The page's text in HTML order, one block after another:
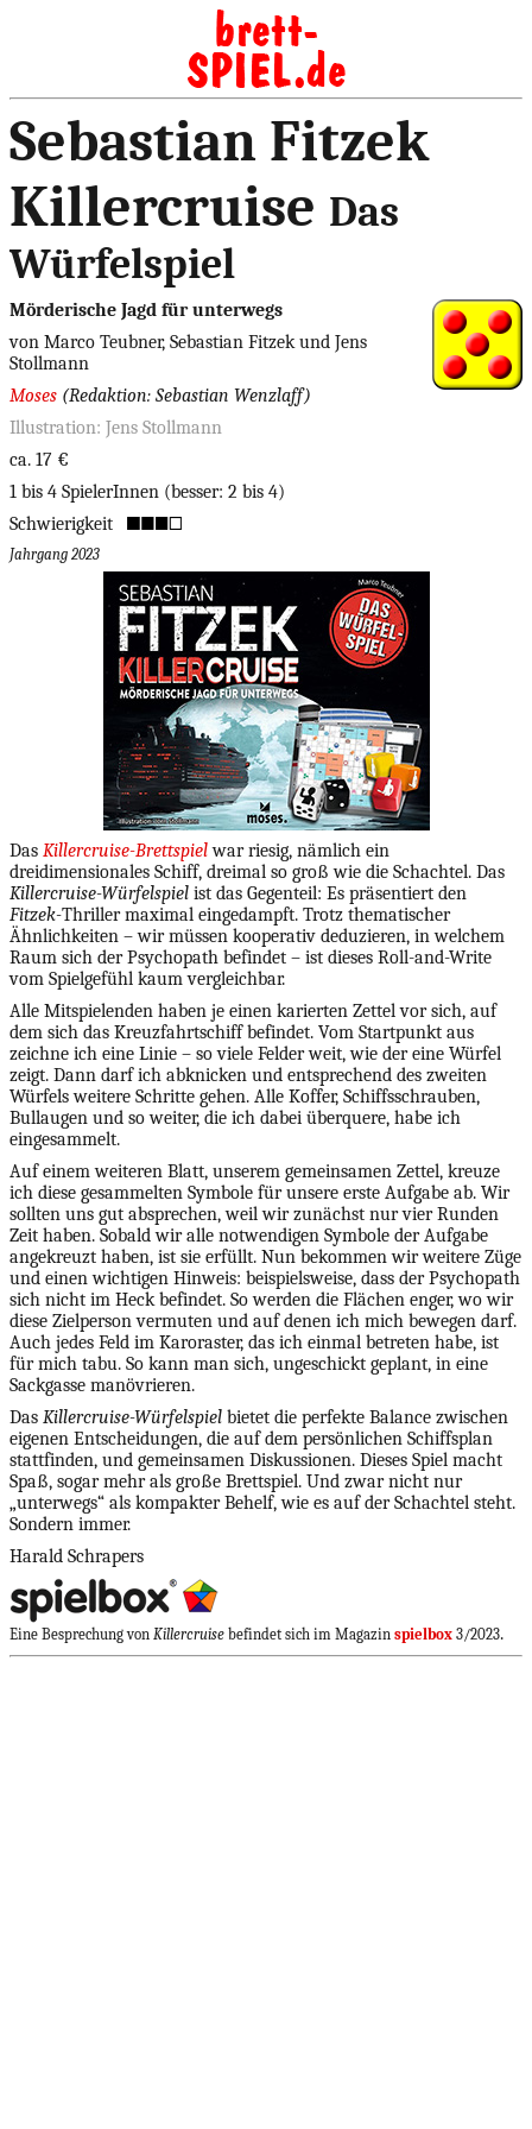
Sebastian Fitzek
Killercruise Das
Würfelspiel
Mörderische Jagd für unterwegs
von Marco Teubner, Sebastian Fitzek und Jens
Stollmann
Moses (Redaktion: Sebastian Wenzlaff)
Illustration: Jens Stollmann
ca. 17 €
1 bis 4 SpielerInnen (besser: 2 bis 4)
Schwierigkeit
Jahrgang 2023
Das Killercruise-Brettspielwar riesig, nämlich ein
dreidimensionales Schiff, dreimal so groß wie die Schachtel. Das
Killercruise-Würfelspiel ist das Gegenteil: Es präsentiert den
Fitzek-Thriller maximal eingedampft. Trotz thematischer
Ähnlichkeiten – wir müssen kooperativ deduzieren, in welchem
Raum sich der Psychopath befindet – ist dieses Roll-and-Write
vom Spielgefühl kaum vergleichbar.
Alle Mitspielenden haben je einen karierten Zettel vor sich, auf
dem sich das Kreuzfahrtschiff befindet. Vom Startpunkt aus
zeichne ich eine Linie – so viele Felder weit, wie der eine Würfel
zeigt. Dann darf ich abknicken und entsprechend des zweiten
Würfels weitere Schritte gehen. Alle Koffer, Schiffsschrauben,
Bullaugen und so weiter, die ich dabei überquere, habe ich
eingesammelt.
Auf einem weiteren Blatt, unserem gemeinsamen Zettel, kreuze
ich diese gesammelten Symbole für unsere erste Aufgabe ab. Wir
sollten uns gut absprechen, weil wir zunächst nur vier Runden
Zeit haben. Sobald wir alle notwendigen Symbole der Aufgabe
angekreuzt haben, ist sie erfüllt. Nun bekommen wir weitere Züge
und einen wichtigen Hinweis: beispielsweise, dass der Psychopath
sich nicht im Heck befindet. So werden die Flächen enger, wo wir
diese Zielperson vermuten und auf denen ich mich bewegen darf.
Auch jedes Feld im Karoraster, das ich einmal betreten habe, ist
für mich tabu. So kann man sich, ungeschickt geplant, in eine
Sackgasse manövrieren.
Das Killercruise-Würfelspiel bietet die perfekte Balance zwischen
eigenen Entscheidungen, die auf dem persönlichen Schiffsplan
stattfinden, und gemeinsamen Diskussionen. Dieses Spiel macht
Spaß, sogar mehr als große Brettspiel. Und zwar nicht nur
„unterwegs“ als kompakter Behelf, wie es auf der Schachtel steht.
Sondern immer.
Harald Schrapers
Eine Besprechung von Killercruise befindet sich im Magazin spielbox 3/2023.